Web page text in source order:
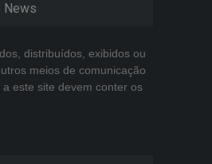
News
distribuídos, exibidos ou
meios de comunicação
este site devem conter os